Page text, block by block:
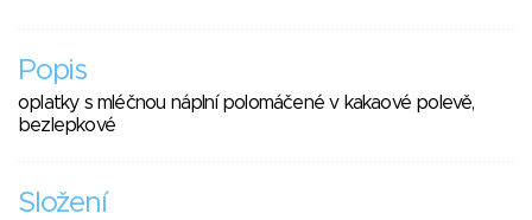
Popis
oplatky s mléčnou náplní polomáčené v kakaové polevě,
bezlepkové
Složení